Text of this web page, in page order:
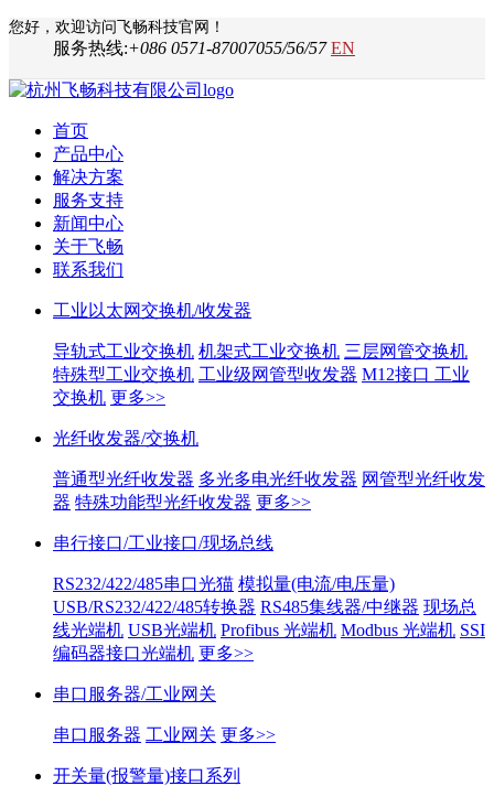
您好，欢迎访问飞畅科技官网！
服务热线:+086 0571-87007055/56/57 EN
首页
产品中心
解决方案
服务支持
新闻中心
关于飞畅
联系我们
工业以太网交换机/收发器
导轨式工业交换机 机架式工业交换机 三层网管交换机
特殊型工业交换机 工业级网管型收发器 M12接口 工业
交换机 更多>>
光纤收发器/交换机
普通型光纤收发器 多光多电光纤收发器 网管型光纤收发
器 特殊功能型光纤收发器 更多>>
串行接口/工业接口/现场总线
RS232/422/485串口光猫 模拟量(电流/电压量)
USB/RS232/422/485转换器 RS485集线器/中继器 现场总
线光端机 USB光端机 Profibus 光端机 Modbus 光端机 SSI
编码器接口光端机 更多>>
串口服务器/工业网关
串口服务器 工业网关 更多>>
开关量(报警量)接口系列